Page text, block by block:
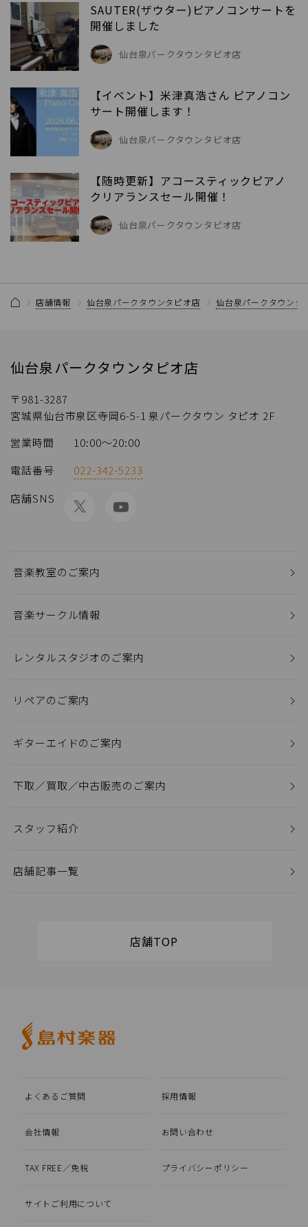
SAUTER(ザウター)ピアノコンサートを
開催しました
仙台泉パークタウンタピオ店
【イベント】米津真浩さん ピアノコン
サート開催します！
仙台泉パークタウンタピオ店
【随時更新】アコースティックピアノ
クリアランスセール開催！
仙台泉パークタウンタピオ店
店舗情報 仙台泉パークタウンタピオ店 仙台泉パークタウンタ
仙台泉パークタウンタピオ店
〒981-3287
宮城県仙台市泉区寺岡6-5-1 泉パークタウン タピオ 2F
営業時間
10:00～20:00
電話番号
022-342-5233
店舗SNS
音楽教室のご案内
音楽サークル情報
レンタルスタジオのご案内
リペアのご案内
ギターエイドのご案内
下取／買取／中古販売のご案内
スタッフ紹介
店舗記事一覧
店舗TOP
よくあるご質問 採用情報
会社情報 お問い合わせ
TAX FREE／免税 プライバシーポリシー
サイトご利用について